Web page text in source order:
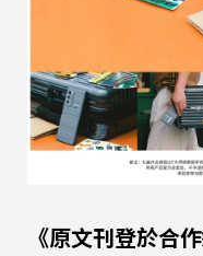
《原文刊登於合